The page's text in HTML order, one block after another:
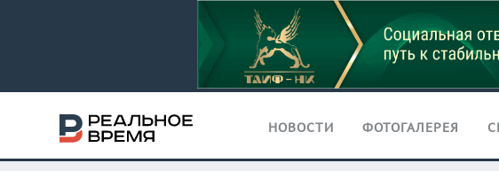
НОВОСТИ ФОТОГАЛЕРЕЯ